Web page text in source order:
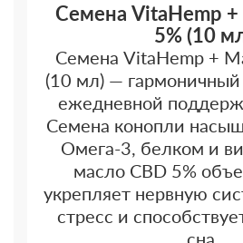
Семена VitaHemp
5% (10
Семена VitaHemp +
(10 мл) —
ежедневной
Семена конопли
Омега-3, белком и
масло CBD 5%
укрепляет нервную
стресс и
сна.